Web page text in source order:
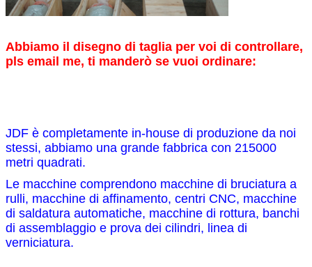
Abbiamo il disegno di taglia per voi di controllare,
pls email me, ti manderò se vuoi ordinare:
JDF è completamente in-house di produzione da noi
stessi, abbiamo una grande fabbrica con 215000
metri quadrati.
Le macchine comprendono macchine di bruciatura a
rulli, macchine di affinamento, centri CNC, macchine
di saldatura automatiche, macchine di rottura, banchi
di assemblaggio e prova dei cilindri, linea di
verniciatura.